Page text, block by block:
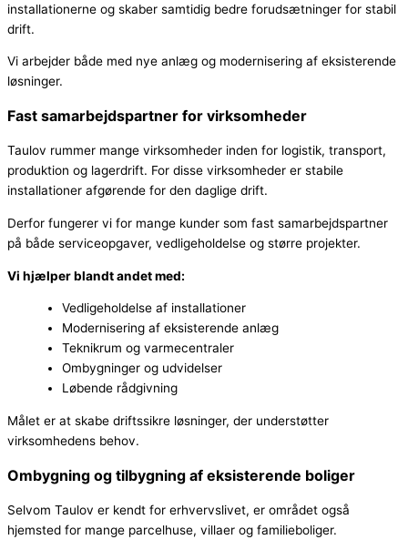
installationerne og skaber samtidig bedre forudsætninger for stabil
drift.
Vi arbejder både med nye anlæg og modernisering af eksisterende
løsninger.
Fast samarbejdspartner for virksomheder
Taulov rummer mange virksomheder inden for logistik, transport,
produktion og lagerdrift. For disse virksomheder er stabile
installationer afgørende for den daglige drift.
Derfor fungerer vi for mange kunder som fast samarbejdspartner
på både serviceopgaver, vedligeholdelse og større projekter.
Vi hjælper blandt andet med:
Vedligeholdelse af installationer
Modernisering af eksisterende anlæg
Teknikrum og varmecentraler
Ombygninger og udvidelser
Løbende rådgivning
Målet er at skabe driftssikre løsninger, der understøtter
virksomhedens behov.
Ombygning og tilbygning af eksisterende boliger
Selvom Taulov er kendt for erhvervslivet, er området også
hjemsted for mange parcelhuse, villaer og familieboliger.